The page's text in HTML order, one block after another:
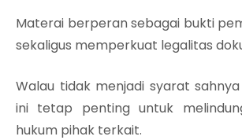
Materai berperan sebagai bukti
sekaligus memperkuat legalitas
Walau tidak menjadi syarat
ini tetap penting untuk
hukum pihak terkait.